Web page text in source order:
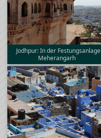
Jodhpur: In der Festungsanlage
Meherangarh